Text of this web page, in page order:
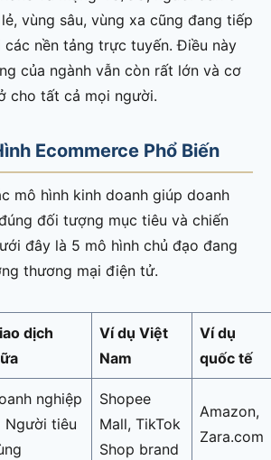
vùng sâu, vùng xa cũng đang tiếp
các nền tảng trực tuyến. Điều này
của ngành vẫn còn rất lớn và cơ
cho tất cả mọi người.
Ecommerce Phổ Biến
mô hình kinh doanh giúp doanh
đối tượng mục tiêu và chiến
đây là 5 mô hình chủ đạo đang
thương mại điện tử.
dịch
Ví dụ Việt
Nam
Ví dụ
quốc tế
nghiệp
tiêu
Shopee
Mall, TikTok
Shop brand
Amazon,
Zara.com